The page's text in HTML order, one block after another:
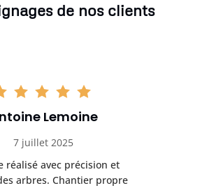
de nos clients
Lemoine
7 juillet 2025
réalisé avec précision et
arbres. Chantier propre